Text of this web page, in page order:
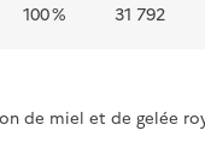
100 % 31 792
de miel et de gelée